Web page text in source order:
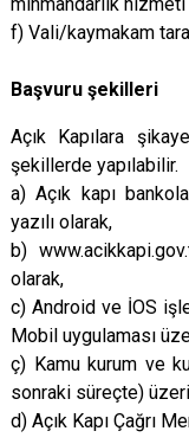
f) Vali/kaymakam
Başvuru şekilleri
Açık Kapılara
şekillerde yapılabilir.
a) Açık kapı
yazılı olarak,
b)
olarak,
c) Android ve İOS
Mobil uygulaması
ç) Kamu kurum ve
sonraki süreçte)
d) Açık Kapı Çağrı